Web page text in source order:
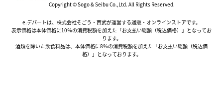
Copyright © Sogo & Seibu Co.,Ltd. All Rights Reserved.
e.デパートは、株式会社そごう・西武が運営する通販・オンラインストアです。
表示価格は本体価格に10％の消費税額を加えた「お支払い総額（税込価格）」となってお
ります。
酒類を除いた飲食料品は、本体価格に8％の消費税額を加えた「お支払い総額（税込価
格）」となっております。